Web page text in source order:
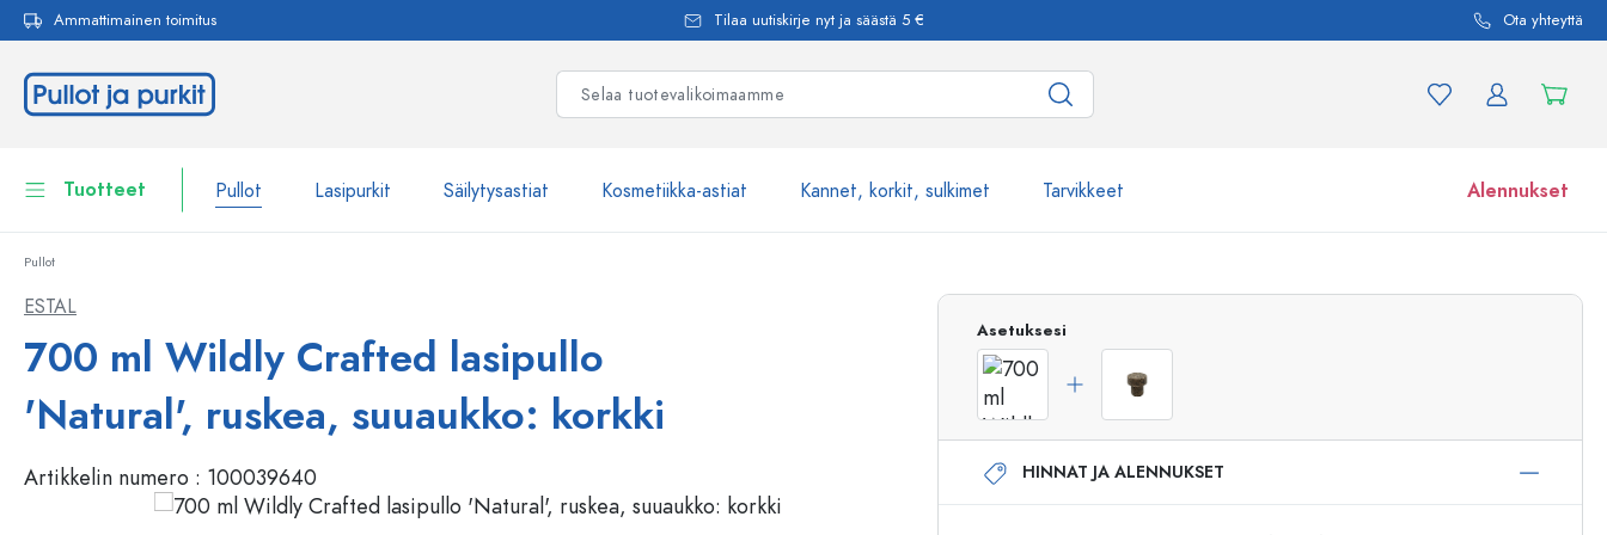
Siirry päänavigointiin
Ammattimainen toimitus Tilaa uutiskirje nyt ja säästä 5 € Ota yhteyttä
Tuotteet Pullot Lasipurkit Säilytysastiat Kosmetiikka-astiat Kannet, korkit, sulkimet Tarvikkeet Alennukset
Lasipurkit
Kosmetiikka-astiat
Pullot tuotemerkin mukaan
Patenttikorkkipullot
Spraypullot
Airless-pumppupullot
Roll-on-pullot
Lasipurkit
Pullot
ESTAL
700 ml Wildly Crafted lasipullo
'Natural', ruskea, suuaukko: korkki
Artikkelin numero : 100039640
Asetuksesi
HINNAT JA ALENNUKSET